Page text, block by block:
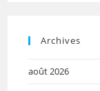
Archives
août 2026